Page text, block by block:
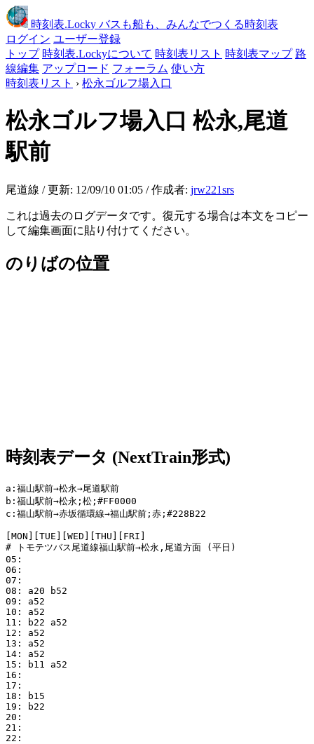
時刻表.Locky バスも船も、みんなでつくる時刻表
ログイン ユーザー登録
トップ 時刻表.Lockyについて 時刻表リスト 時刻表マップ 路
線編集 アップロード フォーラム 使い方
時刻表リスト › 松永ゴルフ場入口
松永ゴルフ場入口 松永,尾道
駅前
尾道線 / 更新: 12/09/10 01:05 / 作成者: jrw221srs
これは過去のログデータです。復元する場合は本文をコピー
して編集画面に貼り付けてください。
のりばの位置
時刻表データ (NextTrain形式)
a:福山駅前→松永→尾道駅前
b:福山駅前→松永;松;#FF0000
c:福山駅前→赤坂循環線→福山駅前;赤;#228B22
[MON][TUE][WED][THU][FRI]
# トモテツバス尾道線福山駅前→松永,尾道方面 (平日)
05:
06:
07:
08: a20 b52
09: a52
10: a52
11: b22 a52
12: a52
13: a52
14: a52
15: b11 a52
16:
17:
18: b15
19: b22
20:
21:
22: